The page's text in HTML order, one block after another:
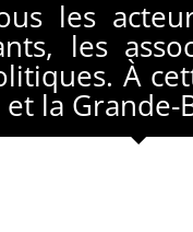
les
les
À
la Grande-